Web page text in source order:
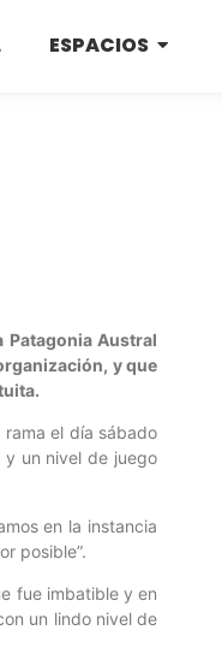
ESPACIOS
Patagonia Austral
y que
el día sábado
y un nivel de juego
en la instancia
posible”.
fue imbatible y en
un lindo nivel de